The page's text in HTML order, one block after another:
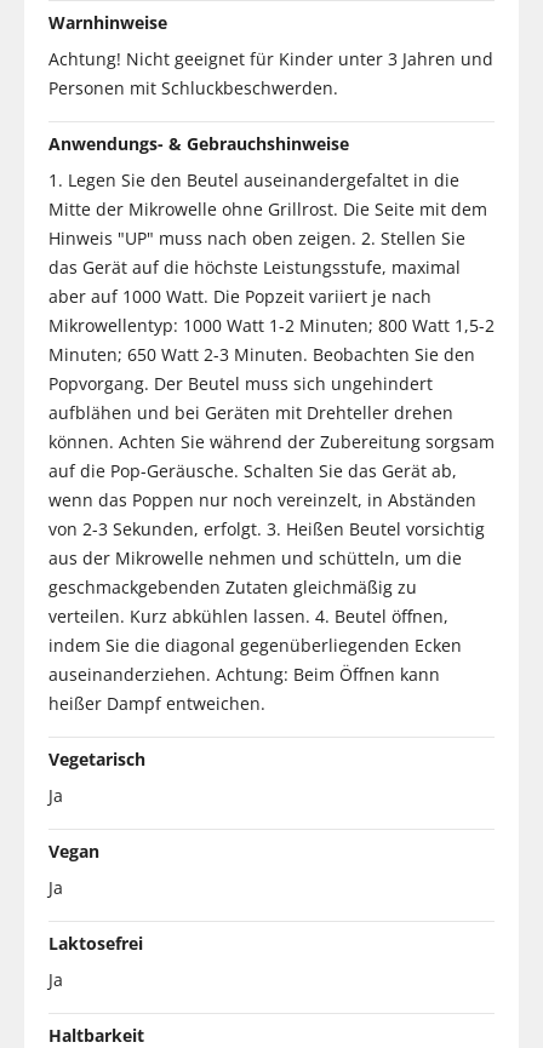
Warnhinweise
Achtung! Nicht geeignet für Kinder unter 3 Jahren und
Personen mit Schluckbeschwerden.
Anwendungs- & Gebrauchshinweise
1. Legen Sie den Beutel auseinandergefaltet in die
Mitte der Mikrowelle ohne Grillrost. Die Seite mit dem
Hinweis "UP" muss nach oben zeigen. 2. Stellen Sie
das Gerät auf die höchste Leistungsstufe, maximal
aber auf 1000 Watt. Die Popzeit variiert je nach
Mikrowellentyp: 1000 Watt 1-2 Minuten; 800 Watt 1,5-2
Minuten; 650 Watt 2-3 Minuten. Beobachten Sie den
Popvorgang. Der Beutel muss sich ungehindert
aufblähen und bei Geräten mit Drehteller drehen
können. Achten Sie während der Zubereitung sorgsam
auf die Pop-Geräusche. Schalten Sie das Gerät ab,
wenn das Poppen nur noch vereinzelt, in Abständen
von 2-3 Sekunden, erfolgt. 3. Heißen Beutel vorsichtig
aus der Mikrowelle nehmen und schütteln, um die
geschmackgebenden Zutaten gleichmäßig zu
verteilen. Kurz abkühlen lassen. 4. Beutel öffnen,
indem Sie die diagonal gegenüberliegenden Ecken
auseinanderziehen. Achtung: Beim Öffnen kann
heißer Dampf entweichen.
Vegetarisch
Ja
Vegan
Ja
Laktosefrei
Ja
Haltbarkeit